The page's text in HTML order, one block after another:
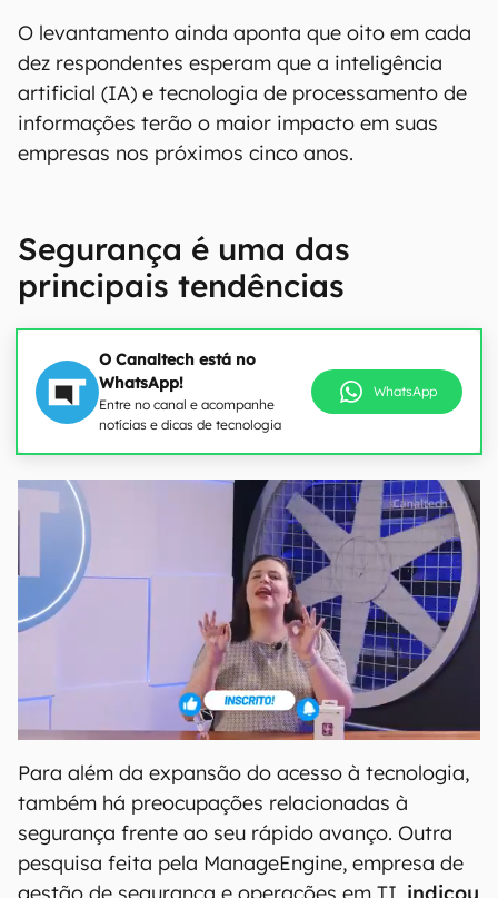
O levantamento ainda aponta que oito em cada
dez respondentes esperam que a inteligência
artificial (IA) e tecnologia de processamento de
informações terão o maior impacto em suas
empresas nos próximos cinco anos.
Segurança é uma das
principais tendências
O Canaltech está no
WhatsApp!
Entre no canal e acompanhe
notícias e dicas de tecnologia
WhatsApp
Para além da expansão do acesso à tecnologia,
também há preocupações relacionadas à
segurança frente ao seu rápido avanço. Outra
pesquisa feita pela ManageEngine, empresa de